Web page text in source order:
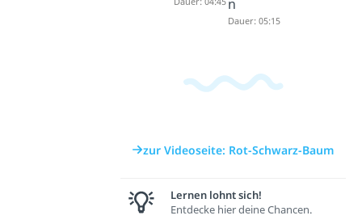
n
Dauer: 05:15
zur Videoseite: Rot-Schwarz-Baum
Lernen lohnt sich!
Entdecke hier deine Chancen.